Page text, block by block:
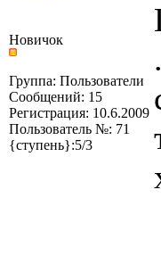
Новичок
Группа: Пользователи
Сообщений: 15
Регистрация: 10.6.2009
Пользователь №: 71
{ступень}:5/3